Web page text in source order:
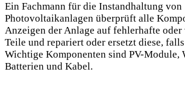
Ein Fachmann für die Instandhaltung von
Photovoltaikanlagen überprüft alle
Anzeigen der Anlage auf fehlerhafte oder
Teile und repariert oder ersetzt diese,
Wichtige Komponenten sind PV-Module,
Batterien und Kabel.